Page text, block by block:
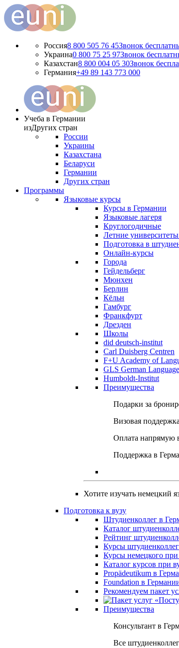
Россия8 800 505 76 45Звонок
Украина0 800 75 25 97Звонок
Казахстан8 800 004 05 30Звонок
Германия+49 89 143 773 000
Учеба в Германии
изДругих стран
России
Украины
Казахстана
Беларуси
Германии
Других стран
Программы
Языковые курсы
Курсы в Германии
Языковые лагеря
Круглогодичные
Летние
Подготовка в
Онлайн-курсы
Города
Гейдельберг
Мюнхен
Берлин
Кёльн
Гамбург
Франкфурт
Дрезден
Школы
did deutsch-institut
Carl Duisberg Centren
F+U Academy of
GLS German
Humboldt-Institut
Преимущества
Подарки за
Визовая поддержка
Оплата напрямую
Поддержка в
Хотите изучать немецкий
Подготовка к вузу
Штудиенколлег в
Каталог
Рейтинг
Курсы
Курсы немецкого при
Каталог курсов при
Propädeutikum в
Foundation в
Рекомендуем пакет
Преимущества
Консультант в
Все